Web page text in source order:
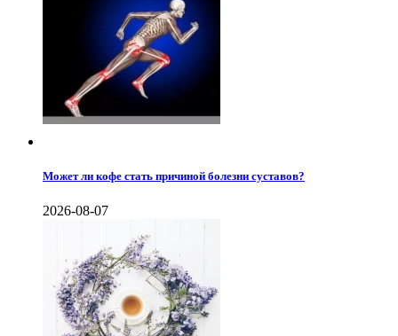
Может ли кофе стать причиной болезни суставов?
2026-08-07